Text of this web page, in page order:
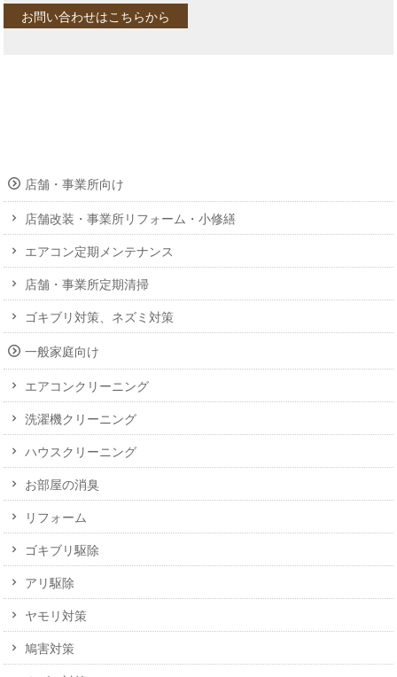
お問い合わせはこちらから
店舗・事業所向け
店舗改装・事業所リフォーム・小修繕
エアコン定期メンテナンス
店舗・事業所定期清掃
ゴキブリ対策、ネズミ対策
一般家庭向け
エアコンクリーニング
洗濯機クリーニング
ハウスクリーニング
お部屋の消臭
リフォーム
ゴキブリ駆除
アリ駆除
ヤモリ対策
鳩害対策